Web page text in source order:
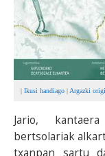
| Ikusi handiago |Argazki
Jario,
bertsolariak
txanpan sartu